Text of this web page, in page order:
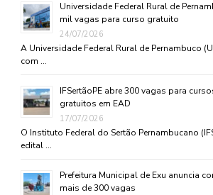
Universidade Federal Rural de
mil vagas para curso gratuito
24/07/2026
A Universidade Federal Rural de Pernambuco
com …
IFSertãoPE abre 300 vagas para
gratuitos em EAD
17/07/2026
O Instituto Federal do Sertão Pernambucano
edital …
Prefeitura Municipal de Exu anuncia
mais de 300 vagas